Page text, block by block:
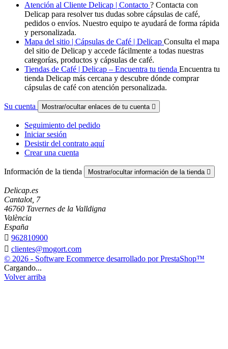
Atención al Cliente Delicap | Contacto ? Contacta con
Delicap para resolver tus dudas sobre cápsulas de café,
pedidos o envíos. Nuestro equipo te ayudará de forma rápida
y personalizada.
Mapa del sitio | Cápsulas de Café | Delicap Consulta el mapa
del sitio de Delicap y accede fácilmente a todas nuestras
categorías, productos y cápsulas de café.
Tiendas de Café | Delicap – Encuentra tu tienda Encuentra tu
tienda Delicap más cercana y descubre dónde comprar
cápsulas de café con atención personalizada.
Su cuenta Mostrar/ocultar enlaces de tu cuenta 
Seguimiento del pedido
Iniciar sesión
Desistir del contrato aquí
Crear una cuenta
Información de la tienda Mostrar/ocultar información de la tienda 
Delicap.es
Cantalot, 7
46760 Tavernes de la Valldigna
València
España
 962810900
 clientes@mogort.com
© 2026 - Software Ecommerce desarrollado por PrestaShop™
Cargando...
Volver arriba